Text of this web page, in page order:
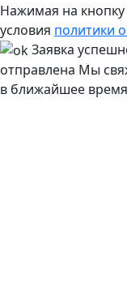
Нажимая на
условия политики
Заявка
отправлена Мы
в ближайшее